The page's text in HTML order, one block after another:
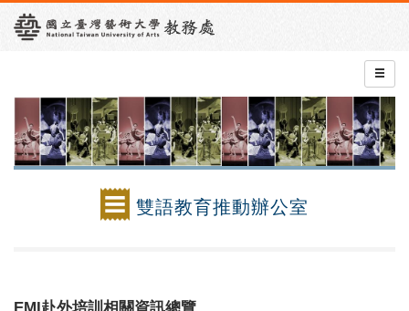
雙語教育推動辦公室